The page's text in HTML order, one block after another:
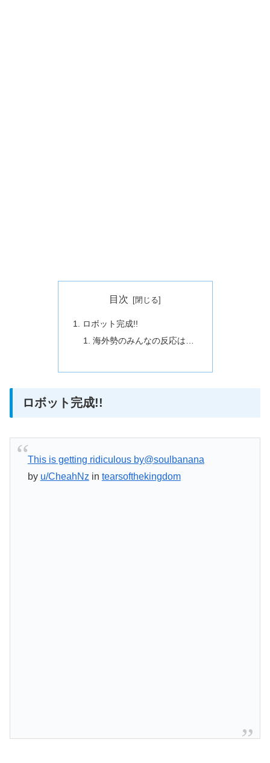
目次
ロボット完成!!
海外勢のみんなの反応は…
ロボット完成!!
This is getting ridiculous by@soulbanana
by u/CheahNz in tearsofthekingdom